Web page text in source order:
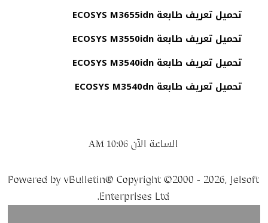
تحميل تعريف طابعة ECOSYS M3655idn
تحميل تعريف طابعة ECOSYS M3550idn
تحميل تعريف طابعة ECOSYS M3540idn
تحميل تعريف طابعة ECOSYS M3540dn
الساعة الآن 10:06 AM
Powered by vBulletin® Copyright ©2000 - 2026, Jelsoft
Enterprises Ltd.